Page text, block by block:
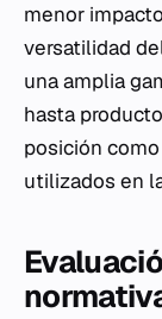
menor
versatilidad
una amplia
hasta
posición
utilizados en